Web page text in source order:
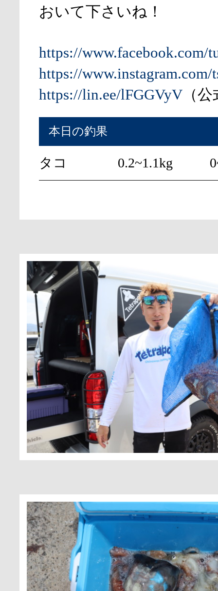
おいて下さいね！
https://www.facebook.com/
https://www.instagram.com/
https://lin.ee/lFGGVyV （
本日の釣果
タコ 0.2~1.1kg